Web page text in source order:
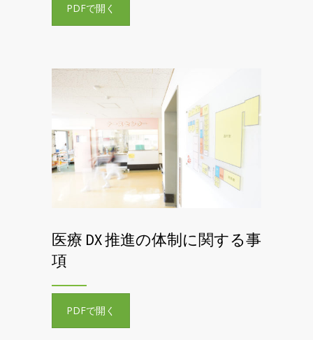
PDFで開く
医療 DX 推進の体制に関する事
項
PDFで開く